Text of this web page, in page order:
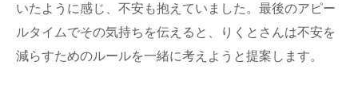
いたように感じ、不安も抱えていました。最後のアピー
ルタイムでその気持ちを伝えると、りくとさんは不安を
減らすためのルールを一緒に考えようと提案します。